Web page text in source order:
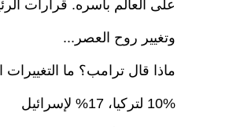
على العالم بأسره. قرارات
وتغيير روح العصر...
ماذا قال ترامب؟ ما
10% لتركيا، 17% لإسرائيل